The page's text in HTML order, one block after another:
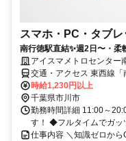
スマホ・PC・タブ
南行徳駅直結✨週2日〜・柔
アイスマメトロセンタ
交通・アクセス 東西線「
時給1,230円以上
千葉県市川市
勤務時間詳細 11:00～
す！ ◆フルタイムでガッ
仕事内容 ＼知識ゼロか